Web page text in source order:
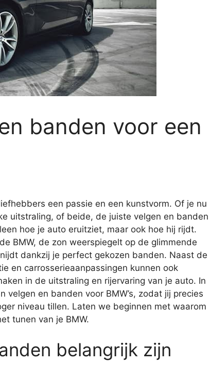
banden voor een
een passie en een kunstvorm. Of je nu
uitstraling, of beide, de juiste velgen en banden
hoe je auto eruitziet, maar ook hoe hij rijdt.
BMW, de zon weerspiegelt op de glimmende
dankzij je perfect gekozen banden. Naast de
en carrosserieaanpassingen kunnen ook
in de uitstraling en rijervaring van je auto. In
en banden voor BMW’s, zodat jij precies
niveau tillen. Laten we beginnen met waarom
tunen van je BMW.
belangrijk zijn